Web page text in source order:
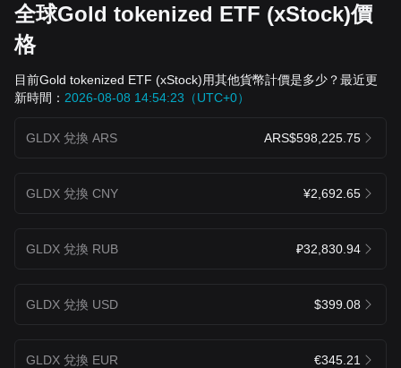
全球Gold tokenized ETF (xStock)價
格
目前Gold tokenized ETF (xStock)用其他貨幣計價是多少？最近更
新時間： 2026-08-08 14:54:23（UTC+0）
GLDX 兌換 ARS ARS$598,225.75
GLDX 兌換 CNY ¥2,692.65
GLDX 兌換 RUB ₽32,830.94
GLDX 兌換 USD $399.08
GLDX 兌換 EUR €345.21